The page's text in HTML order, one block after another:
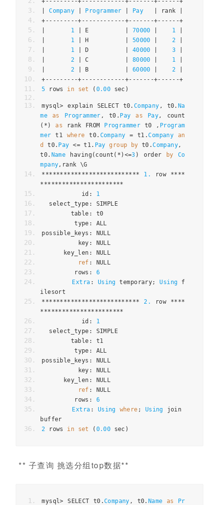
Company Programmer Pay rank
+---------+------------+-------+------+
1 E 70000 1
1 H 50000 2
1 D 40000 3
2 C 80000 1
2 B 60000 2
+---------+------------+-------+------+
5 rows in set ( 0.00 sec )
mysql> explain SELECT t0. Company , t0. Na
me
as Programmer , t0 . Pay as Pay,
count
(*)
as rank FROM Programmer t0 , Program
mer t1 where t0. Company = t1 .Company
an
d
t0. Pay <= t1. Pay group by t0 .Company,
t0. Name having ( count (*)<=3 ) order by
Co
mpany, rank \G
***************************
1. row ****
***********************
           id
:
1
  select_type
:
SIMPLE
        table
:
t0
         type
:
ALL
possible_keys :
NULL
          key
:
NULL
      key_len
:
NULL
ref :
NULL
         rows
:
6
Extra : Using temporary; Using f
ilesort
***************************
2. row ****
***********************
           id
:
1
  select_type
:
SIMPLE
        table
:
t1
         type
:
ALL
possible_keys :
NULL
          key
:
NULL
      key_len
:
NULL
ref :
NULL
         rows
:
6
Extra : Using where ; Using join
buffer
2 rows in set ( 0.00 sec )
** 子查询 挑选分组top数据**
mysql> SELECT t0 .Company , t0. Name as
Pr